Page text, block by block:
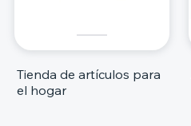
Tienda de artículos para
el hogar